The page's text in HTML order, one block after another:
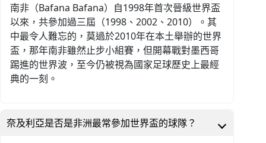
南非（Bafana Bafana）自1998年首次晉級世界盃
以來，共參加過三屆（1998、2002、2010）。其
中最令人難忘的，莫過於2010年在本土舉辦的世界
盃，那年南非雖然止步小組賽，但開幕戰對墨西哥
踢進的世界波，至今仍被視為國家足球歷史上最經
典的一刻。
奈及利亞是否是非洲最常參加世界盃的球隊？